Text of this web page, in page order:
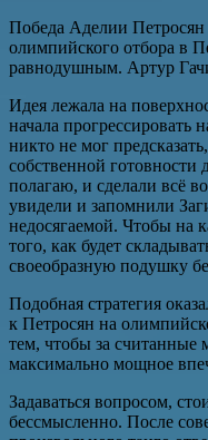
Победа Аделии Петросян
олимпийского отбора в
равнодушным. Артур
Идея лежала на
начала прогрессировать
никто не мог
собственной готовности
полагаю, и сделали всё
увидели и запомнили
недосягаемой. Чтобы на
того, как будет
своеобразную подушку
Подобная стратегия
к Петросян на
тем, чтобы за
максимально мощное
Задаваться вопросом,
бессмысленно. После